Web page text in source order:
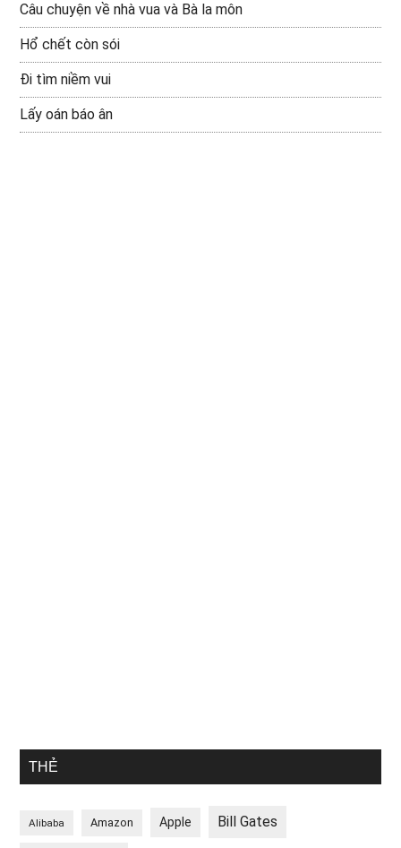
Câu chuyện về nhà vua và Bà la môn
Hổ chết còn sói
Đi tìm niềm vui
Lấy oán báo ân
THẺ
Alibaba Amazon Apple Bill Gates